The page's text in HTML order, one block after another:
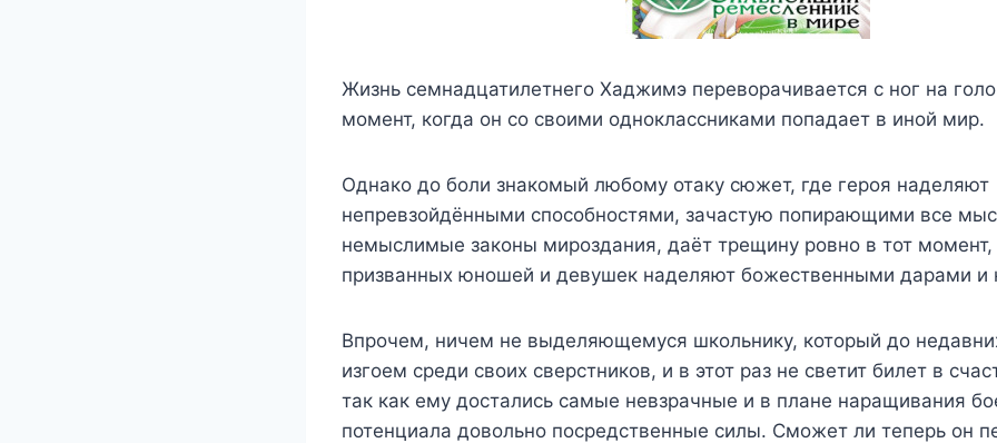
Жизнь семнадцатилетнего Хаджимэ переворачивается с ног на
момент, когда он со своими одноклассниками попадает в иной мир.
Однако до боли знакомый любому отаку сюжет, где героя наделяют
непревзойдёнными способностями, зачастую попирающими все
немыслимые законы мироздания, даёт трещину ровно в тот момент,
призванных юношей и девушек наделяют божественными дарами и
Впрочем, ничем не выделяющемуся школьнику, который до
изгоем среди своих сверстников, и в этот раз не светит билет в
так как ему достались самые невзрачные и в плане наращивания
потенциала довольно посредственные силы. Сможет ли теперь он